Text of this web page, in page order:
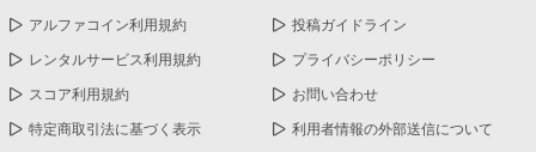
アルファコイン利用規約 投稿ガイドライン
レンタルサービス利用規約 プライバシーポリシー
スコア利用規約 お問い合わせ
特定商取引法に基づく表示 利用者情報の外部送信について